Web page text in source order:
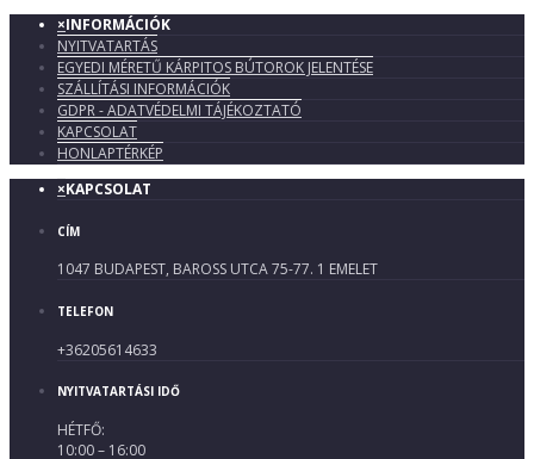
×INFORMÁCIÓK
NYITVATARTÁS
EGYEDI MÉRETŰ KÁRPITOS BÚTOROK JELENTÉSE
SZÁLLÍTÁSI INFORMÁCIÓK
GDPR - ADATVÉDELMI TÁJÉKOZTATÓ
KAPCSOLAT
HONLAPTÉRKÉP
×KAPCSOLAT
CÍM
1047 BUDAPEST, BAROSS UTCA 75-77. 1 EMELET
TELEFON
+36205614633
NYITVATARTÁSI IDŐ
HÉTFŐ:
10:00 – 16:00